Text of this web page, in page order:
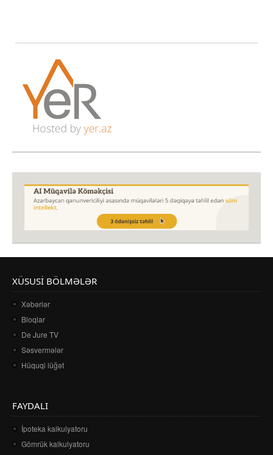
XÜSUSI BÖLMƏLƏR
Xəbərlər
Bloqlar
De Jure TV
Səsvermələr
Hüquqi lüğət
FAYDALI
İpoteka kalkulyatoru
Gömrük kalkulyatoru